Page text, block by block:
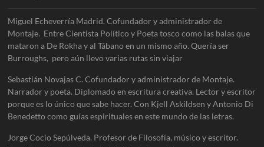
Miguel Echeverría Madrid. Cofundador y administrador de
Montaje. Entre Cientista Político y Poeta tosco como las balas que
mataron a De Rokha y al Tábano en un mismo año. Quería ser
Burroughs, pero aún llevo varias rutas sin viajar
Sebastián Novajas C. Cofundador y administrador de Montaje.
Narrador y poeta. Diplomado en escritura creativa. Lector y escritor
porque es lo único que sabe hacer. Con Kjell Askildsen y Antonio Di
Benedetto como guías espirituales en este mundo de las letras.
Jorge Cocio Sepúlveda. Profesor de Filosofía, músico y escritor.